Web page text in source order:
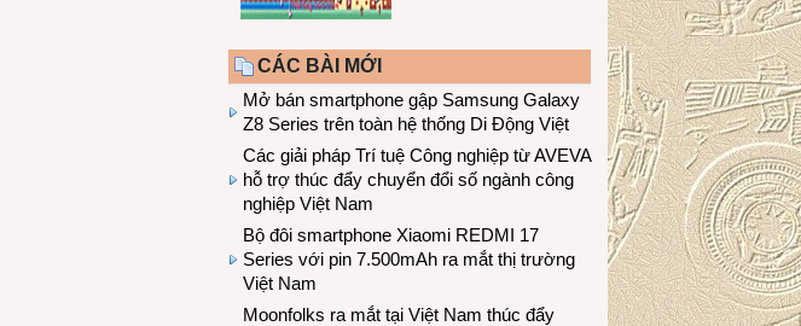
CÁC BÀI MỚI
Mở bán smartphone gập Samsung Galaxy
Z8 Series trên toàn hệ thống Di Động Việt
Các giải pháp Trí tuệ Công nghiệp từ AVEVA
hỗ trợ thúc đẩy chuyển đổi số ngành công
nghiệp Việt Nam
Bộ đôi smartphone Xiaomi REDMI 17
Series với pin 7.500mAh ra mắt thị trường
Việt Nam
Moonfolks ra mắt tại Việt Nam thúc đẩy